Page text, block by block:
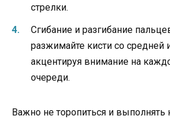
стрелки.
Сгибание и разгибание
разжимайте кисти со средней
акцентируя внимание на
очереди.
Важно не торопиться и выполнять